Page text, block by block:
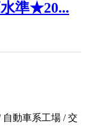
準★20...
自動車系工場 / 交